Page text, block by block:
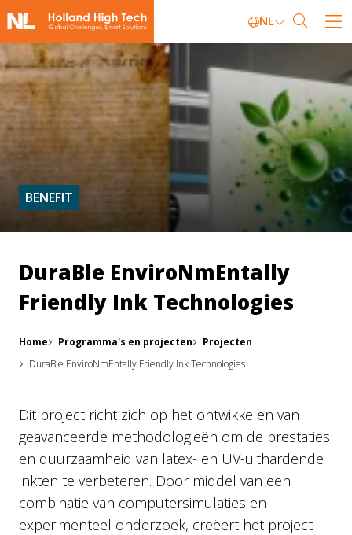
NL
BENEFIT
DuraBle EnviroNmEntally
Friendly Ink Technologies
Home Programma's en projecten
Projecten
DuraBle EnviroNmEntally Friendly Ink Technologies
Dit project richt zich op het ontwikkelen van
geavanceerde methodologieën om de prestaties
en duurzaamheid van latex- en UV-uithardende
inkten te verbeteren. Door middel van een
combinatie van computersimulaties en
experimenteel onderzoek, creëert het project